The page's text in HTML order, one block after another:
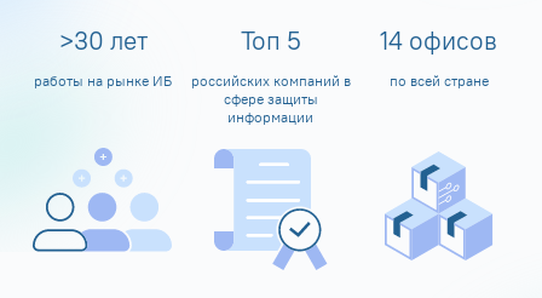
>30 лет
работы на рынке ИБ
Топ 5
российских компаний в
сфере защиты
информации
14 офисов
по всей стране